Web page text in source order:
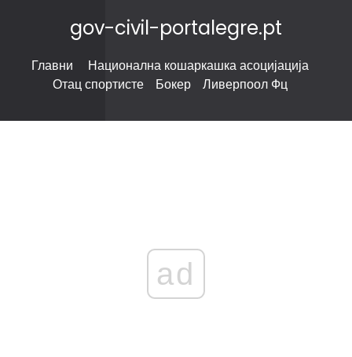
gov-civil-portalegre.pt
Главни
Национална кошаркашка асоцијација
Отац спортисте
Бокер Ливерпоол Фц
ad